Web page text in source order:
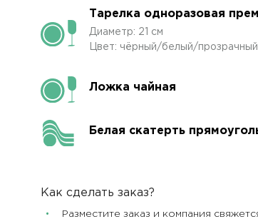
Тарелка одноразовая
Диаметр: 21 см
Цвет: чёрный/белый/прозрачный
Ложка чайная
Белая скатерть
Как сделать заказ?
Разместите заказ и компания